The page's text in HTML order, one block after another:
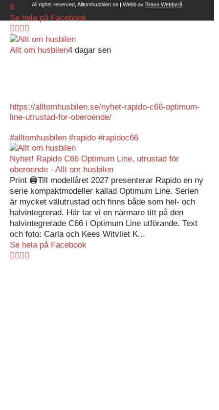
8
Se hela på Facebook
Allt om husbilen4 dagar sen
https://alltomhusbilen.se/nyhet-rapido-c66-optimum-
line-utrustad-for-oberoende/
#alltomhusbilen #rapido #rapidoc66
Nyhet! Rapido C66 Optimum Line, utrustad för
oberoende - Allt om husbilen
Print 🖨Till modellåret 2027 presenterar Rapido en ny
serie kompaktmodeller kallad Optimum Line. Serien
är mycket välutrustad och finns både som hel- och
halvintegrerad. Här tar vi en närmare titt på den
halvintegrerade C66 i Optimum Line utförande. Text
och foto: Carla och Kees Witvliet K...
Se hela på Facebook
All rights reserved, Alltomhusbilen.se | Webb av Bravo Webbyrå